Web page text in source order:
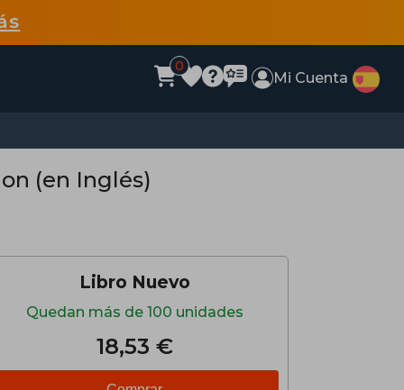
0
Mi Cuenta
(en Inglés)
Libro Nuevo
Quedan más de 100 unidades
18,53 €